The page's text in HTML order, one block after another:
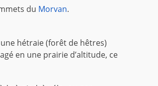
du Morvan.
hétraie (forêt de hêtres)
en une prairie d’altitude, ce